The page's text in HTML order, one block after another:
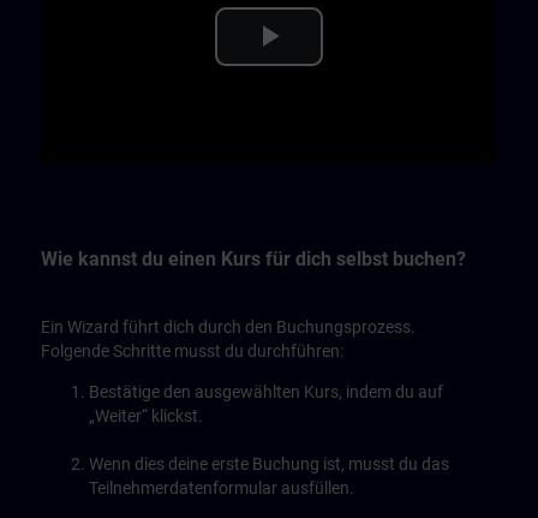
Play
Wie kannst du einen Kurs für dich selbst buchen?
Ein Wizard führt dich durch den Buchungsprozess.
Folgende Schritte musst du durchführen:
Bestätige den ausgewählten Kurs, indem du auf
„Weiter“ klickst.
Wenn dies deine erste Buchung ist, musst du das
Teilnehmerdatenformular ausfüllen.